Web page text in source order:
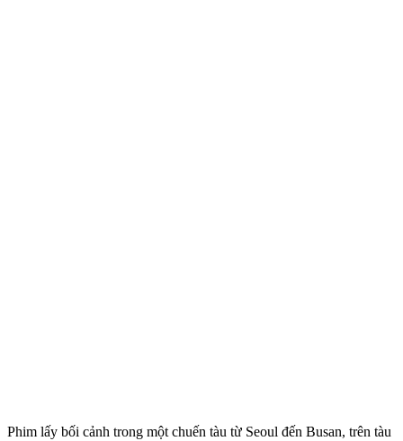
Phim lấy bối cảnh trong một chuến tàu từ Seoul đến Busan, trên tàu